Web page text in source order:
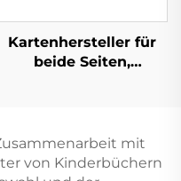
Kartenhersteller für
beide Seiten,
individueller Druck
und
mit
von Kinderbüchern